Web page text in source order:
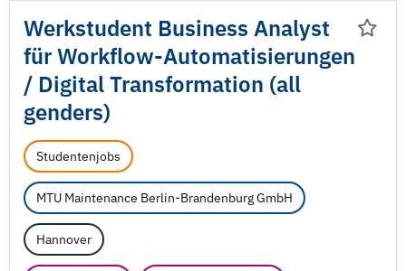
Werkstudent Business Analyst
für Workflow-Automatisierungen
/ Digital Transformation (all
genders)
Studentenjobs
MTU Maintenance Berlin-Brandenburg GmbH
Hannover